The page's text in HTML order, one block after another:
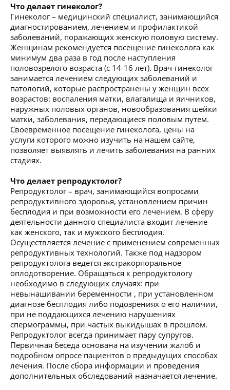
Что делает гинеколог?
Гинеколог – медицинский специалист, занимающийся
диагностированием, лечением и профилактикой
заболеваний, поражающих женскую половую систему.
Женщинам рекомендуется посещение гинеколога как
минимум два раза в год после наступления
половозрелого возраста (с 14-16 лет). Врач-гинеколог
занимается лечением следующих заболеваний и
патологий, которые распространены у женщин всех
возрастов: воспаления матки, влагалища и яичников,
наружных половых органов, новообразования шейки
матки, заболевания, передающиеся половым путем.
Своевременное посещение гинеколога, цены на
услуги которого можно изучить на нашем сайте,
позволяет выявлять и лечить заболевания на ранних
стадиях.
Что делает репродуктолог?
Репродуктолог – врач, занимающийся вопросами
репродуктивного здоровья, установлением причин
бесплодия и при возможности его лечением. В сферу
деятельности данного специалиста входит лечение
как женского, так и мужского бесплодия.
Осуществляется лечение с применением современных
репродуктивных технологий. Также под надзором
репродуктолога ведется экстракорпоральное
оплодотворение. Обращаться к репродуктологу
необходимо в следующих случаях: при
невынашивании беременности , при установленном
диагнозе бесплодия либо подозрениях о его наличии,
при не поддающихся лечению нарушениях
спермограммы, при частых выкидышах в прошлом.
Репродуктолог всегда принимает пару супругов.
Первичная беседа основана на изучении жалоб и
подробном опросе пациентов о предыдущих способах
лечения. После сбора информации и проведения
дополнительных обследований назначается лечение.